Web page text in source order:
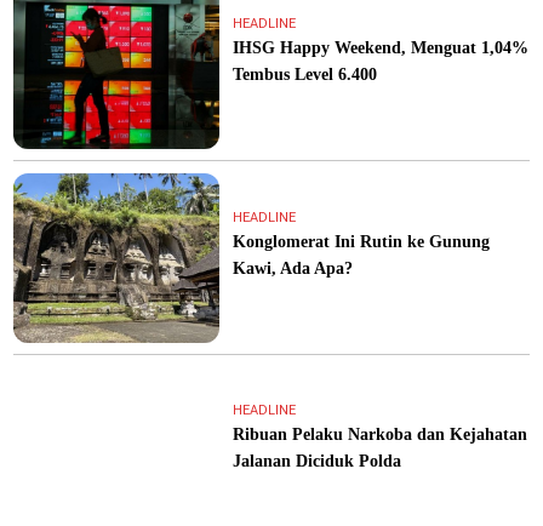
HEADLINE
IHSG Happy Weekend, Menguat 1,04%
Tembus Level 6.400
HEADLINE
Konglomerat Ini Rutin ke Gunung
Kawi, Ada Apa?
HEADLINE
Ribuan Pelaku Narkoba dan Kejahatan
Jalanan Diciduk Polda